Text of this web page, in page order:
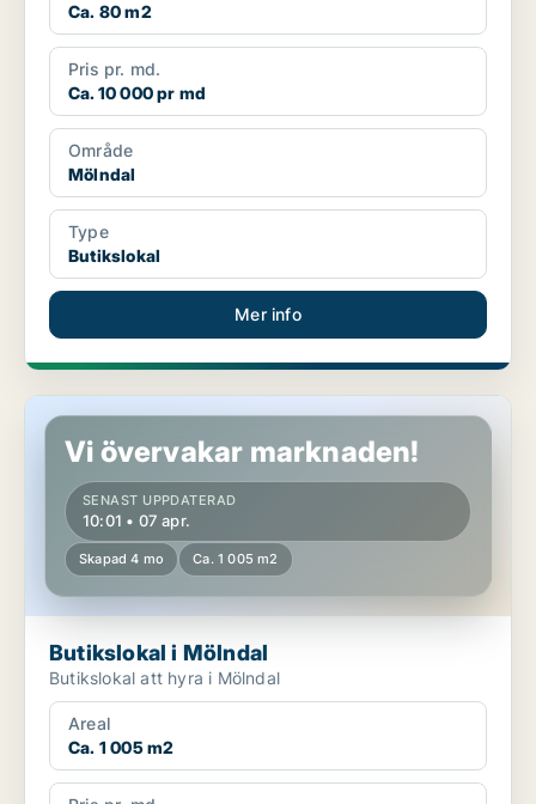
Ca. 80 m2
Pris pr. md.
Ca. 10 000 pr md
Område
Mölndal
Type
Butikslokal
Mer info
Butikslokal i Mölndal
Vi övervakar marknaden!
SENAST UPPDATERAD
10:01 • 07 apr.
Skapad 4 mo Ca. 1 005 m2
Butikslokal i Mölndal
Butikslokal att hyra i Mölndal
Areal
Ca. 1 005 m2